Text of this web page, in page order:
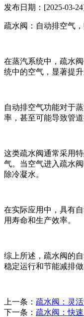
发布日期：[2025-03-
疏水阀：自动排空气
在蒸汽系统中，疏水
统中的空气，显著提升
自动排空气功能对于
率，甚至可能导致管
这类疏水阀通常采用
气。当空气进入疏水
除冷凝水。
在实际应用中，具有
用寿命和生产效率。
综上所述，疏水阀的
稳定运行和节能减排做
上一条： 疏水阀：灵
下一条： 疏水阀：快